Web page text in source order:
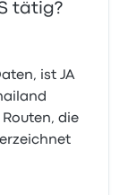
tätig?
ist JA
die